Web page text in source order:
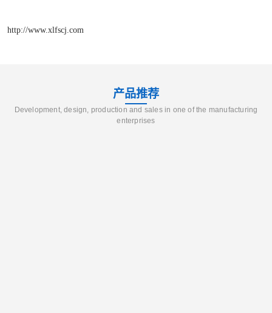
http://www.xlfscj.com
产品推荐
Development, design, production and sales in one of the manufacturing
enterprises